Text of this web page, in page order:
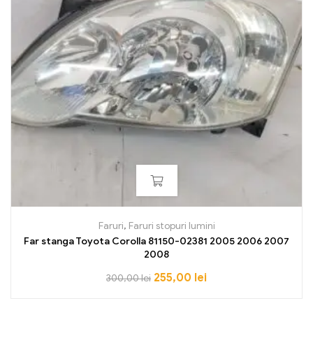
Faruri, Faruri stopuri lumini
Far stanga Toyota Corolla 81150-02381 2005 2006 2007
2008
300,00lei 255,00 lei